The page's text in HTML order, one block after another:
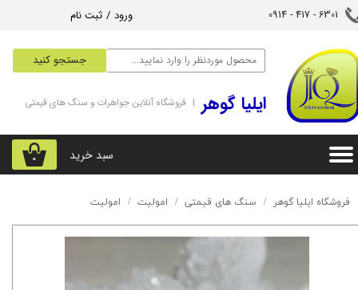
جستجو کنید
ورود / ثبت نام
تغییر گذر واژه
سفارشات
خروج از حساب کاربری
6301 - 417 - 0914​​​​​​​
۰ سبد خرید
‌ایلیا گوهر | فروشگاه آنلاین جواهرات و سنگ های قیمتی
فروشگاه ایلیا گوهر سنگ های قیمتی امولیت امولیت